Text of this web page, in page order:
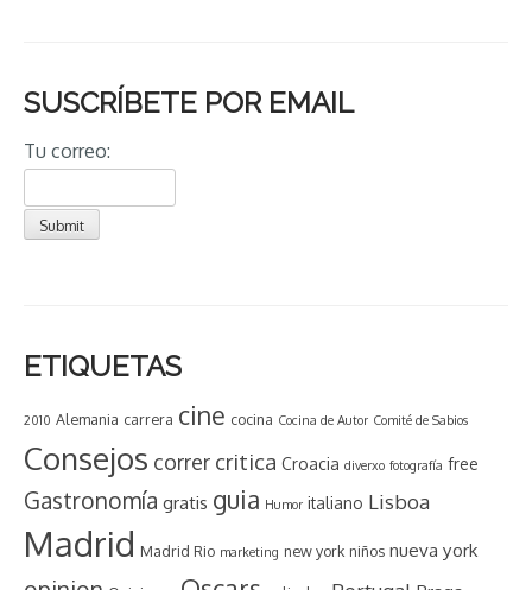
SUSCRÍBETE POR EMAIL
Tu correo:
ETIQUETAS
2010 Alemania carrera cine cocina Cocina de Autor Comité de Sabios
Consejos correr critica Croacia diverxo fotografía free
Gastronomía gratis guia Humor italiano Lisboa
Madrid Madrid Rio marketing new york niños nueva york